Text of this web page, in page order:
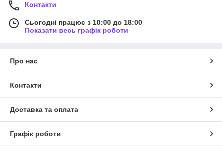
Контакти
Сьогодні працює з 10:00 до 18:00
Показати весь графік роботи
Про нас
Контакти
Доставка та оплата
Графік роботи